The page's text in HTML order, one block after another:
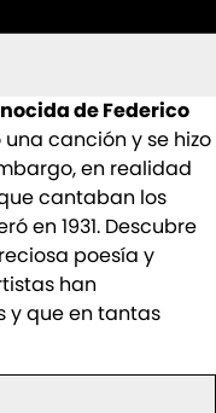
de Federico
canción y se hizo
en realidad
cantaban los
en 1931. Descubre
poesía y
han
y que en tantas